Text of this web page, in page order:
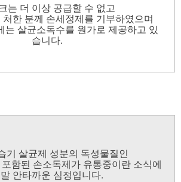
는 더 이상 공급할 수 없고
한 분께 손세정제를 기부하였으며
는 살균소독수를 원가로 제공하고 있
습니다.
기 살균제 성분의 독성물질인
함된 손소독제가 유통중이란 소식에
안타까운 심정입니다.